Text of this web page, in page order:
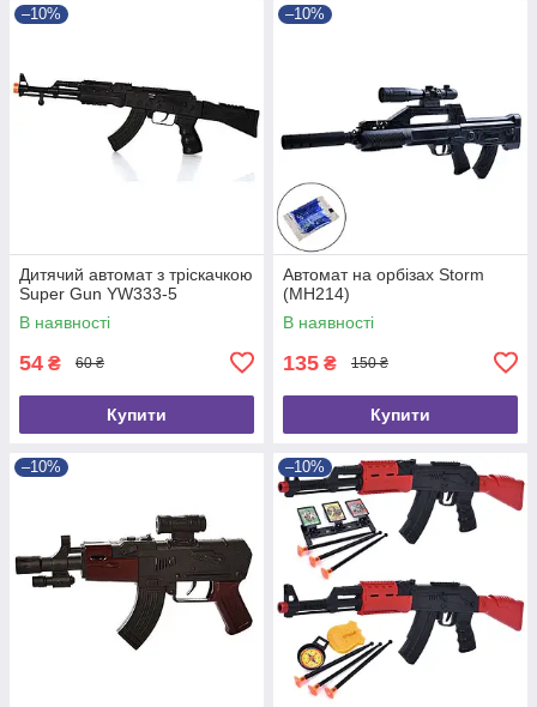
–10%
Дитячий автомат з тріскачкою
Super Gun YW333-5
В наявності
54 ₴ 60 ₴
Купити
–10%
Автомат на орбізах Storm
(MH214)
В наявності
135 ₴ 150 ₴
Купити
–10% –10%